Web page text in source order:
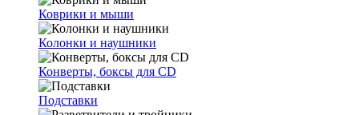
Коврики и мыши
Колонки и наушники
Конверты, боксы для CD
Подставки